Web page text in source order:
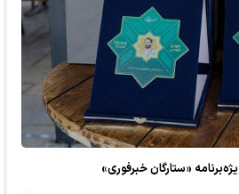
«ستارگان خبرفوری»